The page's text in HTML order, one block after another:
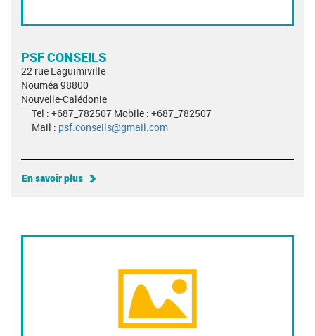
PSF CONSEILS
22 rue Laguimiville
Nouméa 98800
Nouvelle-Calédonie
Tel : +687_782507 Mobile : +687_782507
Mail : psf.conseils@gmail.com
En savoir plus